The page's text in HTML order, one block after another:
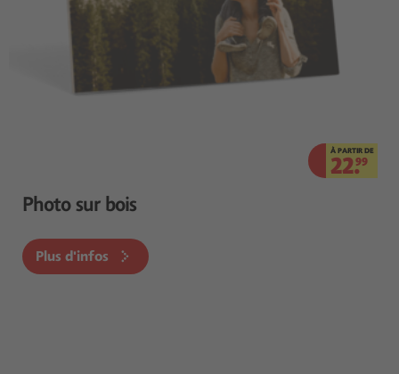
À PARTIR DE
22.99
Photo sur bois
Plus d'infos